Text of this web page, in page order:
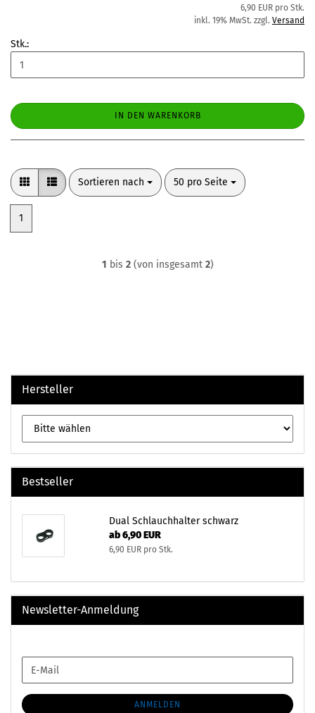
6,90 EUR pro Stk.
inkl. 19% MwSt. zzgl. Versand
Stk.:
IN DEN WARENKORB
Sortieren nach
Sortieren nach 50 pro Seite
pro Seite
1
1 bis 2(von insgesamt 2)
Hersteller
Bestseller
Dual Schlauchhalter schwarz
ab 6,90 EUR
6,90 EUR pro Stk.
Newsletter-Anmeldung
ZUR
ANMELDUNG
E-
Mail
ANMELDEN